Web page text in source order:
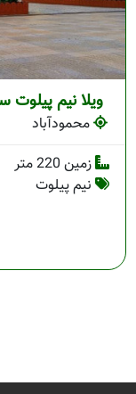
ویلا نیم
محمودآباد
زمین 220 متر
نیم پیلوت